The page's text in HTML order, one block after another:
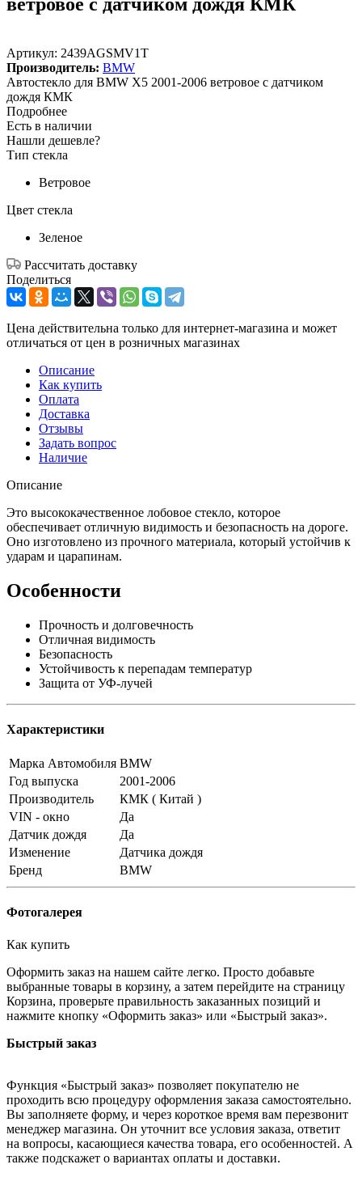
Артикул: 2439AGSMV1T
Производитель: BMW
Автостекло для BMW X5 2001-2006 ветровое с датчиком
дождя КМК
Подробнее
Есть в наличии
Нашли дешевле?
Тип стекла
Ветровое
Цвет стекла
Зеленое
Рассчитать доставку
Поделиться
Цена действительна только для интернет-магазина и может
отличаться от цен в розничных магазинах
Описание
Как купить
Оплата
Доставка
Отзывы
Задать вопрос
Наличие
Описание
Это высококачественное лобовое стекло, которое
обеспечивает отличную видимость и безопасность на дороге.
Оно изготовлено из прочного материала, который устойчив к
ударам и царапинам.
Особенности
Прочность и долговечность
Отличная видимость
Безопасность
Устойчивость к перепадам температур
Защита от УФ-лучей
Характеристики
Марка Автомобиля BMW
Год выпуска
2001-2006
Производитель
КМК ( Китай )
VIN - окно
Да
Датчик дождя
Да
Изменение
Датчика дождя
Бренд
BMW
Фотогалерея
Как купить
Оформить заказ на нашем сайте легко. Просто добавьте
выбранные товары в корзину, а затем перейдите на страницу
Корзина, проверьте правильность заказанных позиций и
нажмите кнопку «Оформить заказ» или «Быстрый заказ».
Быстрый заказ
Функция «Быстрый заказ» позволяет покупателю не
проходить всю процедуру оформления заказа самостоятельно.
Вы заполняете форму, и через короткое время вам перезвонит
менеджер магазина. Он уточнит все условия заказа, ответит
на вопросы, касающиеся качества товара, его особенностей. А
также подскажет о вариантах оплаты и доставки.